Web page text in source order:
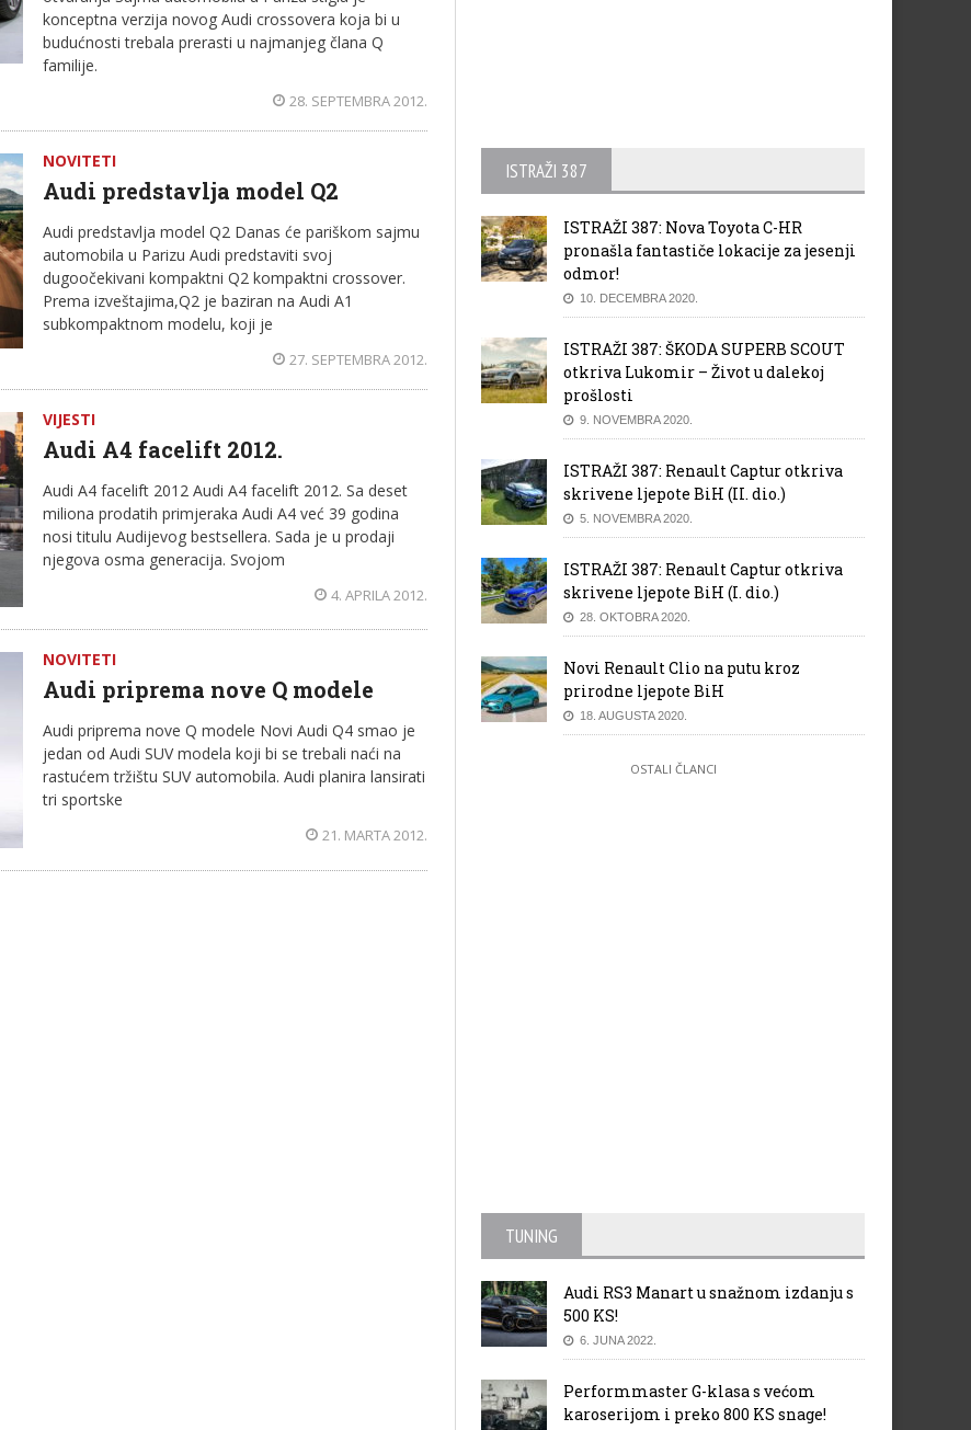
konceptna verzija novog Audi crossovera koja bi u
budućnosti trebala prerasti u najmanjeg člana Q
familije.
28. SEPTEMBRA 2012.
NOVITETI
Audi predstavlja model Q2
Audi predstavlja model Q2 Danas će pariškom sajmu
automobila u Parizu Audi predstaviti svoj
dugoočekivani kompaktni Q2 kompaktni crossover.
Prema izveštajima,Q2 je baziran na Audi A1
subkompaktnom modelu, koji je
27. SEPTEMBRA 2012.
VIJESTI
Audi A4 facelift 2012.
Audi A4 facelift 2012 Audi A4 facelift 2012. Sa deset
miliona prodatih primjeraka Audi A4 već 39 godina
nosi titulu Audijevog bestsellera. Sada je u prodaji
njegova osma generacija. Svojom
4. APRILA 2012.
NOVITETI
Audi priprema nove Q modele
Audi priprema nove Q modele Novi Audi Q4 smao je
jedan od Audi SUV modela koji bi se trebali naći na
rastućem tržištu SUV automobila. Audi planira lansirati
tri sportske
21. MARTA 2012.
ISTRAŽI 387
ISTRAŽI 387: Nova Toyota C-HR
pronašla fantastiče lokacije za jesenji
odmor!
10. DECEMBRA 2020.
ISTRAŽI 387: ŠKODA SUPERB SCOUT
otkriva Lukomir – Život u dalekoj
prošlosti
9. NOVEMBRA 2020.
ISTRAŽI 387: Renault Captur otkriva
skrivene ljepote BiH (II. dio.)
5. NOVEMBRA 2020.
ISTRAŽI 387: Renault Captur otkriva
skrivene ljepote BiH (I. dio.)
28. OKTOBRA 2020.
Novi Renault Clio na putu kroz
prirodne ljepote BiH
18. AUGUSTA 2020.
OSTALI ČLANCI
TUNING
Audi RS3 Manart u snažnom izdanju s
500 KS!
6. JUNA 2022.
Performmaster G-klasa s većom
karoserijom i preko 800 KS snage!